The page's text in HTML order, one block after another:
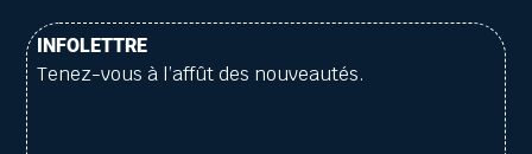
INFOLETTRE
Tenez-vous à l’affût des nouveautés.